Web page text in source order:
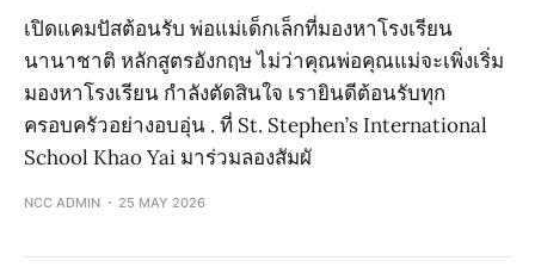
เปิดแคมปัสต้อนรับ พ่อแม่เด็กเล็กที่มองหาโรงเรียน
นานาชาติ หลักสูตรอังกฤษ ไม่ว่าคุณพ่อคุณแม่จะเพิ่งเริ่ม
มองหาโรงเรียน กำลังตัดสินใจ เรายินดีต้อนรับทุก
ครอบครัวอย่างอบอุ่น . ที่ St. Stephen’s International
School Khao Yai มาร่วมลองสัมผั
NCC ADMIN 25 MAY 2026